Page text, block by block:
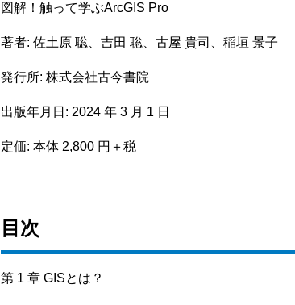
図解！触って学ぶArcGIS Pro
著者: 佐土原 聡、吉田 聡、古屋 貴司、稲垣 景子
発行所: 株式会社古今書院
出版年月日: 2024 年 3 月 1 日
定価: 本体 2,800 円＋税
目次
第 1 章 GISとは？